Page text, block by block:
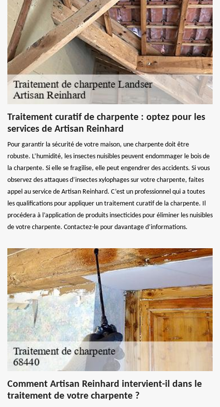
Traitement curatif de charpente : optez pour les
services de Artisan Reinhard
Pour garantir la sécurité de votre maison, une charpente doit être
robuste. L’humidité, les insectes nuisibles peuvent endommager le bois de
la charpente. Si elle se fragilise, elle peut engendrer des accidents. Si vous
observez des attaques d’insectes xylophages sur votre charpente, faites
appel au service de Artisan Reinhard. C’est un professionnel qui a toutes
les qualifications pour appliquer un traitement curatif de la charpente. Il
procédera à l’application de produits insecticides pour éliminer les nuisibles
de votre charpente. Contactez-le pour davantage d’informations.
Comment Artisan Reinhard intervient-il dans le
traitement de votre charpente ?